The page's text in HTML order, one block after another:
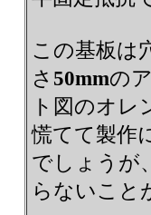
この基板は
さ 50mmの
ト図のオ
慌てて製作
でしょうが
らないこと